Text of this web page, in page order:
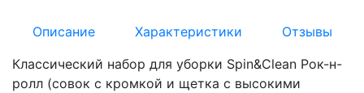
Описание Характеристики
Отзывы
Классический набор для уборки Spin&Clean Рок-н-
ролл (совок с кромкой и щетка с высокими